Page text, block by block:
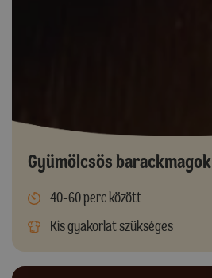
Gyümölcsös barackmagok
40-60 perc között
Kis gyakorlat szükséges